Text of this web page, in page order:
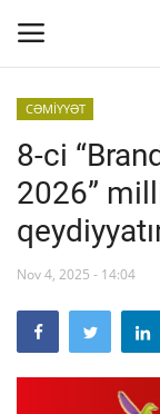
Əsas səhifə
Əlaqə
MALİYYƏ-BİZNES
SƏNAYE-
CƏMİYYƏT
CƏMİYYƏT
8-ci
2026”
Nov 4, 2025 - 14:04